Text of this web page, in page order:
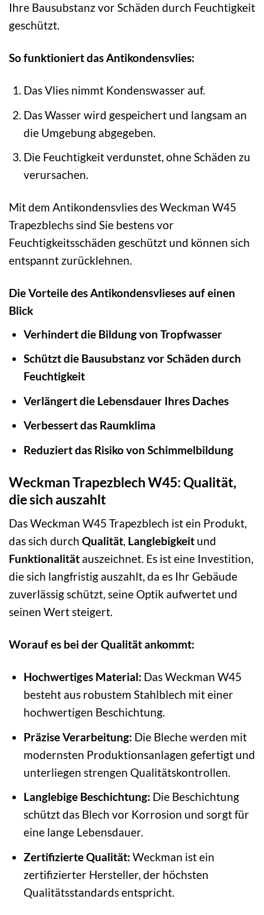
Ihre Bausubstanz vor Schäden durch Feuchtigkeit
geschützt.
So funktioniert das Antikondensvlies:
Das Vlies nimmt Kondenswasser auf.
Das Wasser wird gespeichert und langsam an
die Umgebung abgegeben.
Die Feuchtigkeit verdunstet, ohne Schäden zu
verursachen.
Mit dem Antikondensvlies des Weckman W45
Trapezblechs sind Sie bestens vor
Feuchtigkeitsschäden geschützt und können sich
entspannt zurücklehnen.
Die Vorteile des Antikondensvlieses auf einen
Blick
Verhindert die Bildung von Tropfwasser
Schützt die Bausubstanz vor Schäden durch
Feuchtigkeit
Verlängert die Lebensdauer Ihres Daches
Verbessert das Raumklima
Reduziert das Risiko von Schimmelbildung
Weckman Trapezblech W45: Qualität,
die sich auszahlt
Das Weckman W45 Trapezblech ist ein Produkt,
das sich durch Qualität, Langlebigkeit und
Funktionalität auszeichnet. Es ist eine Investition,
die sich langfristig auszahlt, da es Ihr Gebäude
zuverlässig schützt, seine Optik aufwertet und
seinen Wert steigert.
Worauf es bei der Qualität ankommt:
Hochwertiges Material: Das Weckman W45
besteht aus robustem Stahlblech mit einer
hochwertigen Beschichtung.
Präzise Verarbeitung: Die Bleche werden mit
modernsten Produktionsanlagen gefertigt und
unterliegen strengen Qualitätskontrollen.
Langlebige Beschichtung: Die Beschichtung
schützt das Blech vor Korrosion und sorgt für
eine lange Lebensdauer.
Zertifizierte Qualität: Weckman ist ein
zertifizierter Hersteller, der höchsten
Qualitätsstandards entspricht.